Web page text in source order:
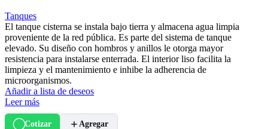
Tanques
El tanque cisterna se instala bajo tierra y almacena agua limpia
proveniente de la red pública. Es parte del sistema de tanque
elevado. Su diseño con hombros y anillos le otorga mayor
resistencia para instalarse enterrada. El interior liso facilita la
limpieza y el mantenimiento e inhibe la adherencia de
microorganismos.
Añadir a lista de deseos
Leer más
Cotizar Agregar